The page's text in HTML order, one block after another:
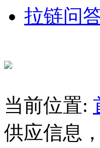
拉链问
当前位置:
供应信息